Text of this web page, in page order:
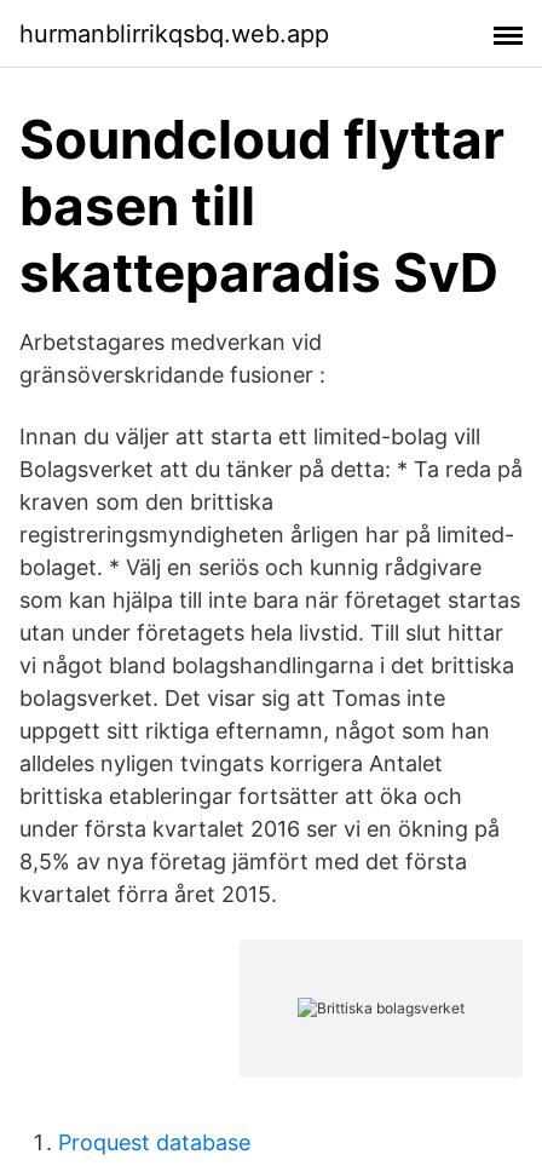
hurmanblirrikqsbq.web.app
Soundcloud flyttar
basen till
skatteparadis SvD
Arbetstagares medverkan vid
gränsöverskridande fusioner :
Innan du väljer att starta ett limited-bolag vill
Bolagsverket att du tänker på detta: * Ta reda på
kraven som den brittiska
registreringsmyndigheten årligen har på limited-
bolaget. * Välj en seriös och kunnig rådgivare
som kan hjälpa till inte bara när företaget startas
utan under företagets hela livstid. Till slut hittar
vi något bland bolagshandlingarna i det brittiska
bolagsverket. Det visar sig att Tomas inte
uppgett sitt riktiga efternamn, något som han
alldeles nyligen tvingats korrigera Antalet
brittiska etableringar fortsätter att öka och
under första kvartalet 2016 ser vi en ökning på
8,5% av nya företag jämfört med det första
kvartalet förra året 2015.
Proquest database